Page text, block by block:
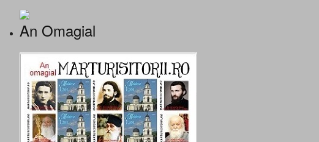
An Omagial